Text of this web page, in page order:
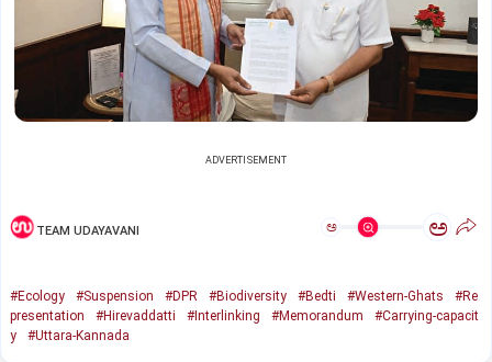
ADVERTISEMENT
TEAM UDAYAVANI ಅ ಅ
#Ecology #Suspension #DPR #Biodiversity #Bedti #Western-Ghats
#Re
presentation
#Hirevaddatti #Interlinking #Memorandum
#Carrying-capacit
y
#Uttara-Kannada